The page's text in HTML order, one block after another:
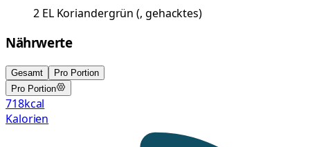
2 EL Koriandergrün (, gehacktes)
Nährwerte
Gesamt
Pro Portion
Pro Portion
718kcal
Kalorien